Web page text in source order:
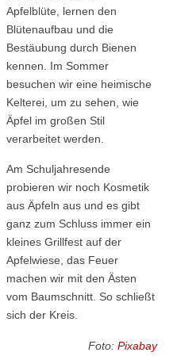
Apfelblüte, lernen den
Blütenaufbau und die
Bestäubung durch Bienen
kennen. Im Sommer
besuchen wir eine heimische
Kelterei, um zu sehen, wie
Äpfel im großen Stil
verarbeitet werden.
Am Schuljahresende
probieren wir noch Kosmetik
aus Äpfeln aus und es gibt
ganz zum Schluss immer ein
kleines Grillfest auf der
Apfelwiese, das Feuer
machen wir mit den Ästen
vom Baumschnitt. So schließt
sich der Kreis.
Foto: Pixabay